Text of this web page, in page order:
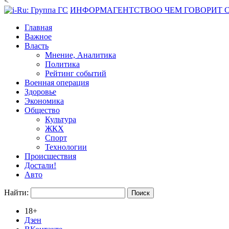
ИНФОРМАГЕНТСТВОО ЧЕМ ГОВОРИТ
Главная
Важное
Власть
Мнение, Аналитика
Политика
Рейтинг событий
Военная операция
Здоровье
Экономика
Общество
Культура
ЖКХ
Спорт
Технологии
Происшествия
Достали!
Авто
Найти:
18+
Дзен